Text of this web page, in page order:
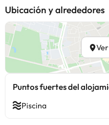
Ubicación y alrededores
Puntos fuertes del
Piscina